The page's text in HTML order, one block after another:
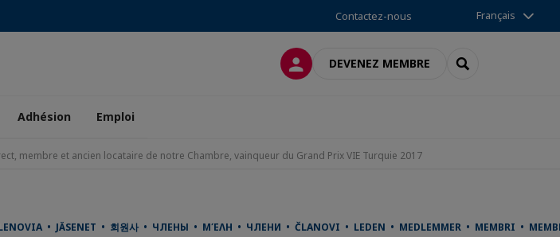
Contactez-nous Français
CONNEXIONDEVENEZ MEMBRE RECHERCHER
Adhésion Emploi
membre et ancien locataire de notre Chambre, vainqueur du Grand Prix VIE Turquie 2017
• JÄSENET • 회원사 • ЧЛЕНЫ • ΜΈΛΗ • ЧЛЕНИ • ČLANOVI • LEDEN • MEDLEMMER • MEMBRI •